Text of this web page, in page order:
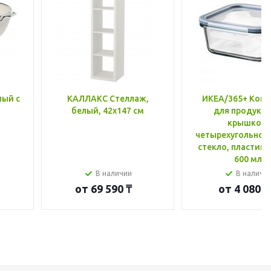
с
КАЛЛАКС Стеллаж,
белый, 42x147 см
В наличии
от 69 590 ₸
ИКЕА/365+
для
крышкой,
стекло, пластик
600 мл
В
от 4 080 ₸